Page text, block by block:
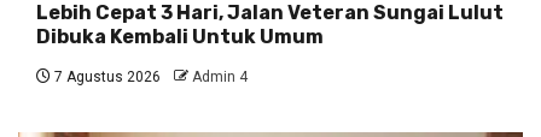
Lebih Cepat 3 Hari, Jalan Veteran Sungai Lulut
Dibuka Kembali Untuk Umum
7 Agustus 2026 Admin 4